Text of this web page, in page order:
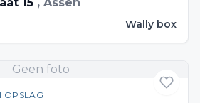
Wally box
Geen foto
OPSLAG